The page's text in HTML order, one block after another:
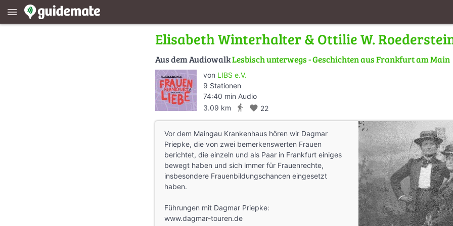
menu
Elisabeth Winterhalter & Ottilie W.
Aus dem AudiowalkLesbisch unterwegs - Geschichten aus Frankfurt am Main
von LIBS e.V.
9 Stationen
74:40 min Audio
3.09 km
directions_walk favorite 22
Vor dem Maingau Krankenhaus hören wir Dagmar
Priepke, die von zwei bemerkenswerten Frauen
berichtet, die einzeln und als Paar in Frankfurt einiges
bewegt haben und sich immer für Frauenrechte,
insbesondere Frauenbildungschancen eingesetzt
haben.
Führungen mit Dagmar Priepke:
www.dagmar-touren.de